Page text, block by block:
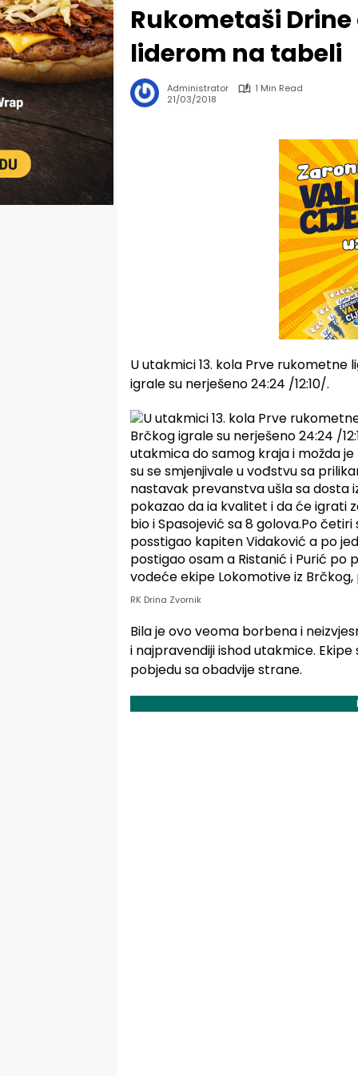
Rukometaši
liderom na tabeli
Administrator
1 Min Read
21/03/2018
U utakmici 13. kola Prve rukometne
igrale su nerješeno 24:24 /12:10/.
RK Drina Zvornik
Bila je ovo veoma borbena i
i najpravendiji ishod utakmice.
pobjedu sa obadvije strane.